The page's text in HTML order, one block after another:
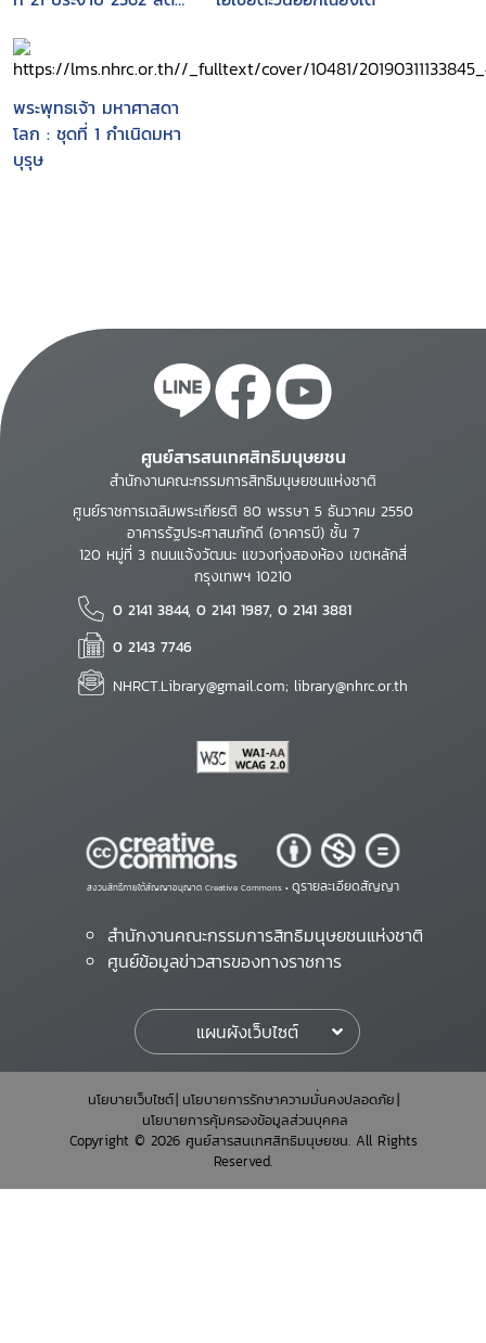
สร้างคุณภาพ
ประชาธิปไตย : Bridging
the Inequality Gap
and Nurturing Quality
of Democracy
พระพุทธเจ้า มหาศาสดา
โลก : ชุดที่ 1 กำเนิดมหา
บุรุษ
ศูนย์สารสนเทศสิทธิมนุษยชน
สำนักงานคณะกรรมการสิทธิมนุษยชนแห่งชาติ
ศูนย์ราชการเฉลิมพระเกียรติ 80 พรรษา 5 ธันวาคม 2550
อาคารรัฐประศาสนภักดี (อาคารบี) ชั้น 7
120 หมู่ที่ 3 ถนนแจ้งวัฒนะ แขวงทุ่งสองห้อง เขตหลักสี่
กรุงเทพฯ 10210
0 2141 3844, 0 2141 1987, 0 2141 3881
0 2143 7746
NHRCT.Library@gmail.com; library@nhrc.or.th
สงวนสิทธิ์ภายใต้สัญญาอนุญาต Creative Commons • ดูรายละเอียดสัญญา
สำนักงานคณะกรรมการสิทธิมนุษยชนแห่งชาติ
ศูนย์ข้อมูลข่าวสารของทางราชการ
แผนผังเว็บไซต์
นโยบายเว็บไซต์ นโยบายการรักษาความมั่นคงปลอดภัย
นโยบายการคุ้มครองข้อมูลส่วนบุคคล
Copyright © 2026 ศูนย์สารสนเทศสิทธิมนุษยชน. All Rights
Reserved.